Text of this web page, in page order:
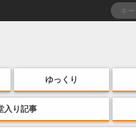
ゆっくり
入り記事